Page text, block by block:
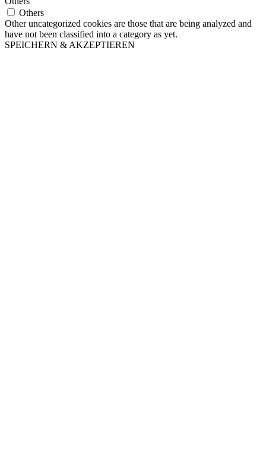
Others
Other uncategorized cookies are those that are being analyzed and
have not been classified into a category as yet.
SPEICHERN & AKZEPTIEREN